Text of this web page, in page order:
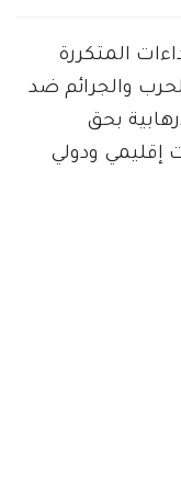
المتكررة
والجرائم ضد
بحق
إقليمي ودولي